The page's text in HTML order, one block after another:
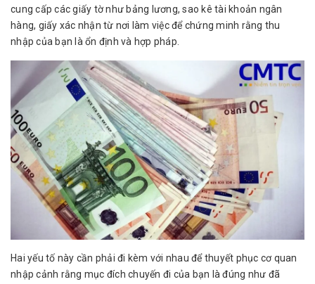
cung cấp các giấy tờ như bảng lương, sao kê tài khoản ngân
hàng, giấy xác nhận từ nơi làm việc để chứng minh rằng thu
nhập của bạn là ổn định và hợp pháp.
Hai yếu tố này cần phải đi kèm với nhau để thuyết phục cơ quan
nhập cảnh rằng mục đích chuyến đi của bạn là đúng như đã